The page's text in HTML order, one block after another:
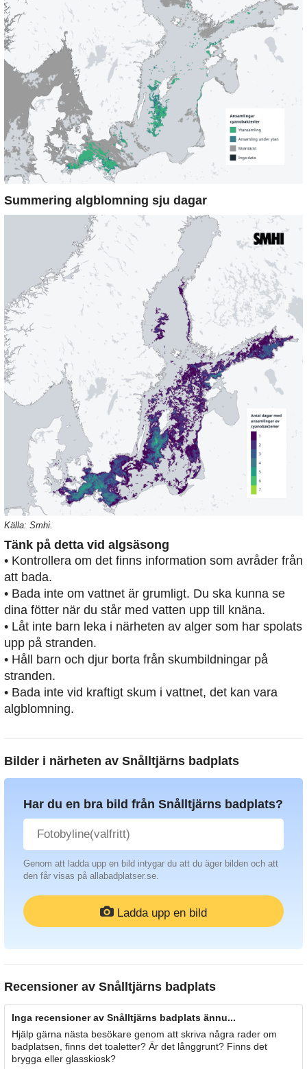
Summering algblomning sju dagar
Källa: Smhi.
Tänk på detta vid algsäsong
• Kontrollera om det finns information som avråder från
att bada.
• Bada inte om vattnet är grumligt. Du ska kunna se
dina fötter när du står med vatten upp till knäna.
• Låt inte barn leka i närheten av alger som har spolats
upp på stranden.
• Håll barn och djur borta från skumbildningar på
stranden.
• Bada inte vid kraftigt skum i vattnet, det kan vara
algblomning.
Bilder i närheten av Snålltjärns badplats
Har du en bra bild från Snålltjärns badplats?
Genom att ladda upp en bild intygar du att du äger bilden och att
den får visas på allabadplatser.se.
Ladda upp en bild
Recensioner av Snålltjärns badplats
Inga recensioner av Snålltjärns badplats ännu...
Hjälp gärna nästa besökare genom att skriva några rader om
badplatsen, finns det toaletter? Är det långgrunt? Finns det
brygga eller glasskiosk?